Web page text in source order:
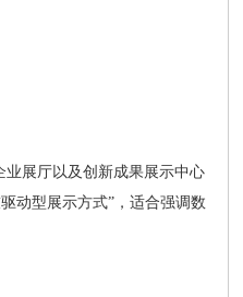
展厅以及创新成果展示中心
动型展示方式”，适合强调数